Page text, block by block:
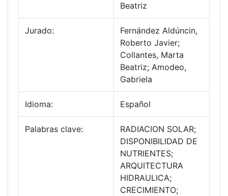
Beatriz
Jurado:
Fernández Aldúncin,
Roberto Javier;
Collantes, Marta
Beatriz; Amodeo,
Gabriela
Idioma: Español
Palabras clave:
RADIACION SOLAR;
DISPONIBILIDAD DE
NUTRIENTES;
ARQUITECTURA
HIDRAULICA;
CRECIMIENTO;